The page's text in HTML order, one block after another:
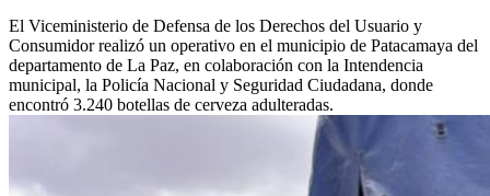
El Viceministerio de Defensa de los Derechos del Usuario y
Consumidor realizó un operativo en el municipio de Patacamaya del
departamento de La Paz, en colaboración con la Intendencia
municipal, la Policía Nacional y Seguridad Ciudadana, donde
encontró 3.240 botellas de cerveza adulteradas.